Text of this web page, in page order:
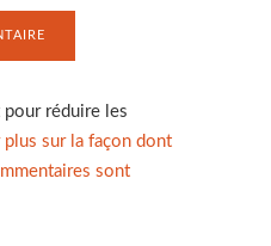
réduire les
plus sur la façon dont
sont